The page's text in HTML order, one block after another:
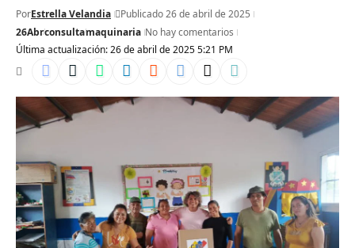
Última actualización: 26 de abril de 2025 5:21 PM
PorEstrella Velandia
Publicado 26 de abril de 2025
26Abrconsultamaquinaria No hay comentarios